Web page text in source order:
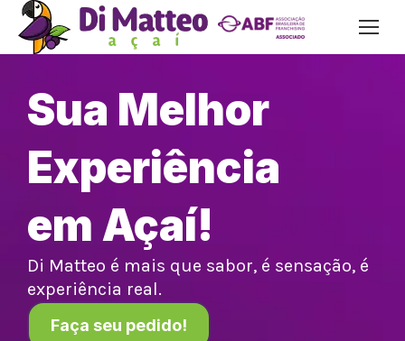
Sua Melhor
Experiência
em Açaí!
Di Matteo é mais que sabor, é sensação, é
experiência real.
Faça seu pedido!